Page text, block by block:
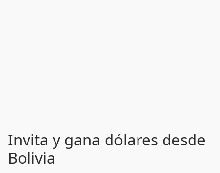
Invita y gana dólares desde
Bolivia